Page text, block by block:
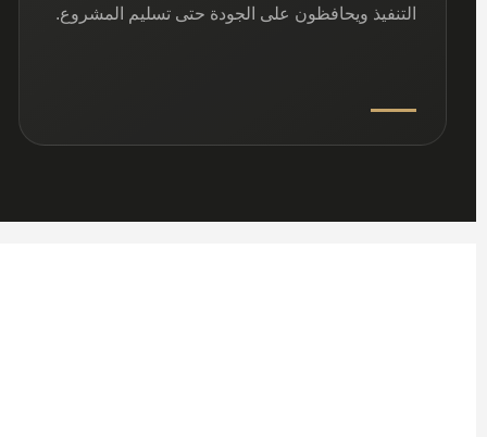
التنفيذ ويحافظون على الجودة حتى تسليم المشروع.